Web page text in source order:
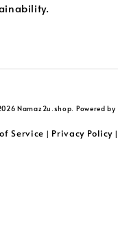
Namaz2u.shop. Powered by
Service | Privacy Policy|